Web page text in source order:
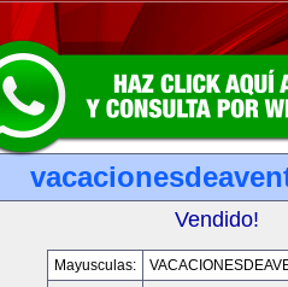
Vendido!
Mayusculas: